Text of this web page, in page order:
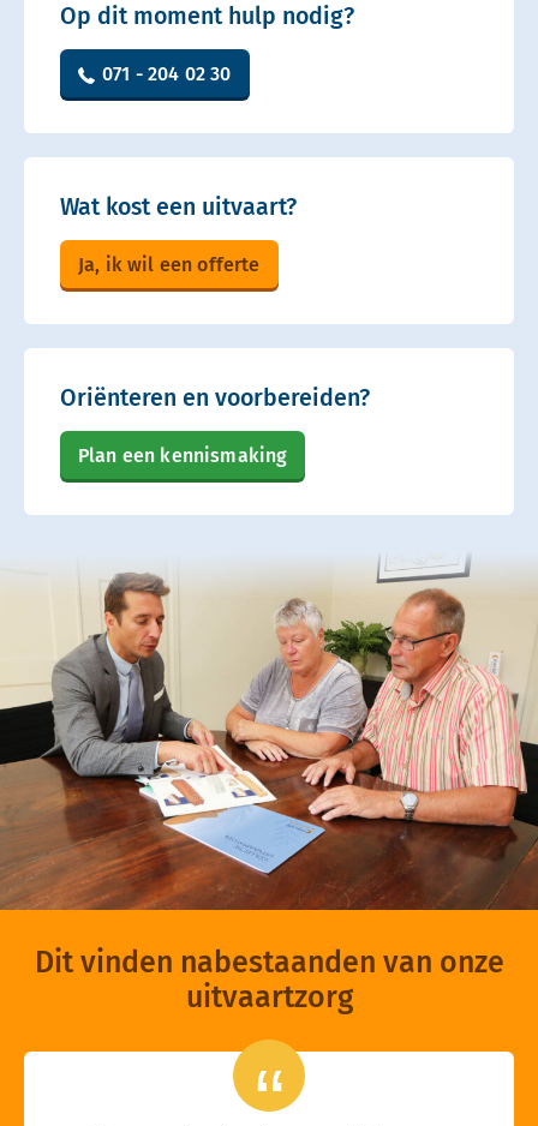
Op dit moment hulp nodig?
071 - 204 02 30
Wat kost een uitvaart?
Ja, ik wil een offerte
Oriënteren en voorbereiden?
Plan een kennismaking
Dit vinden nabestaanden van onze
uitvaartzorg